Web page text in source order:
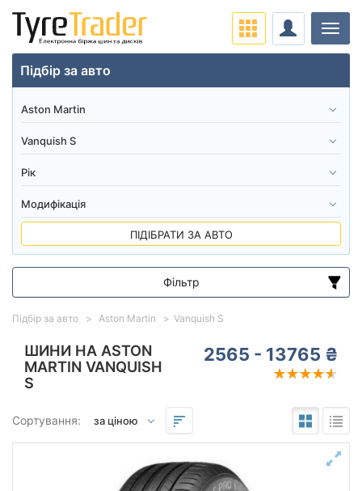
ШИНИ НА ASTON
MARTIN VANQUISH
S
2565 - 13765 ₴
Сортування:
Підбір за авто Aston Martin Vanquish S
Підбір за авто
ПІДІБРАТИ ЗА АВТО
Фільтр
Діапазон цін
від
255